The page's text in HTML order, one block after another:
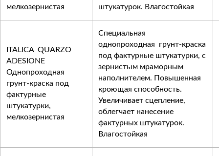
мелкозернистая
штукатурок. Влагостойкая
ITALICA QUARZO
ADESIONE
Однопроходная
грунт-краска под
фактурные
штукатурки,
мелкозернистая
Специальная
однопроходная грунт-краска
под фактурные штукатурки, с
зернистым мраморным
наполнителем. Повышенная
кроющая способность.
Увеличивает сцепление,
облегчает нанесение
фактурных штукатурок.
Влагостойкая